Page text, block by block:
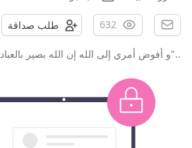
632 طلب صداقة
.."و أفوض أمري إلى الله إن الله بصير بالعباد